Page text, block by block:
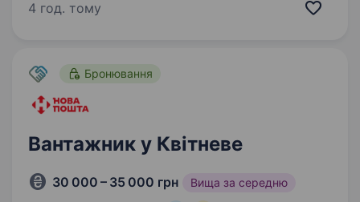
поштового відділення. Ти шукаєш?
4 год. тому
Бронювання
Вантажник у Квітневе
30 000 – 35 000 грн Вища за середню